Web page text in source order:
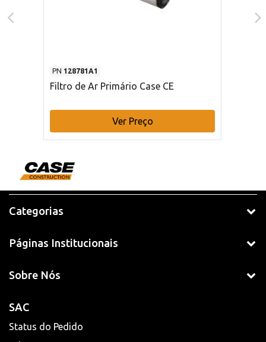
PN 128781A1
Filtro de Ar Primário Case CE
Ver Preço
Categorias
Páginas Institucionais
Sobre Nós
SAC
Status do Pedido